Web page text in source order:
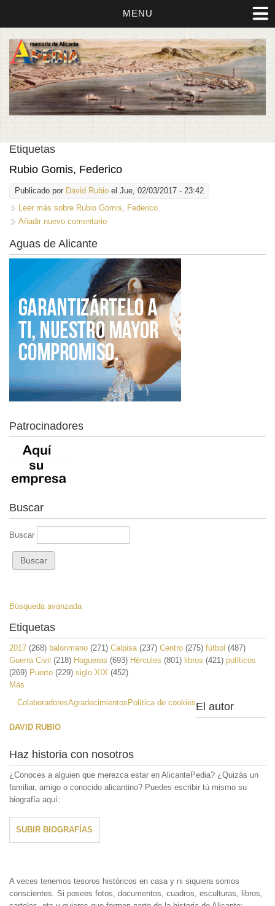
MENU
Etiquetas
Rubio Gomis, Federico
Publicado por David Rubio el Jue, 02/03/2017 - 23:42
Leer más sobre Rubio Gomis, Federico
Añadir nuevo comentario
Aguas de Alicante
Patrocinadores
Buscar
Buscar
Búsqueda avanzada
Etiquetas
2017 (268) balonmano (271) Calpisa(237) Centro (275) fútbol (487)
Guerra Civil (218) Hogueras (693) Hércules (801) libros (421) políticos
(269) Puerto (229) siglo XIX (452)
Más
ColaboradoresAgradecimientosPolítica de cookiesEl autor
DAVID RUBIO
Haz historia con nosotros
¿Conoces a alguien que merezca estar en AlicantePedia? ¿Quizás un
familiar, amigo o conocido alicantino? Puedes escribir tú mismo su
biografía aquí:
SUBIR BIOGRAFÍAS
A veces tenemos tesoros históricos en casa y ni siquiera somos
conscientes. Si posees fotos, documentos, cuadros, esculturas, libros,